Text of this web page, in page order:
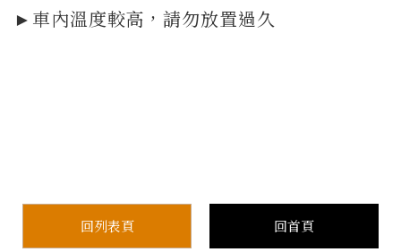
►車內溫度較高，請勿放置過久
回列表頁 回首頁